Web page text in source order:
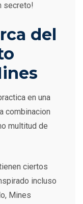
secreto!
del
en una
combinacion
multitud de
ciertos
incluso
Mines